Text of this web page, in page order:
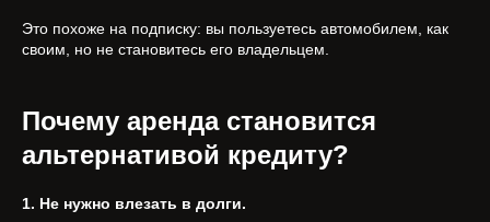
Это похоже на подписку: вы пользуетесь автомобилем, как
своим, но не становитесь его владельцем.
Почему аренда становится
альтернативой кредиту?
1. Не нужно влезать в долги.